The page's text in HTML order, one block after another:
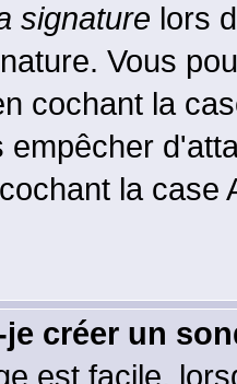
signature lors
Vous
cochant la
empêcher
la
créer un
est facile,